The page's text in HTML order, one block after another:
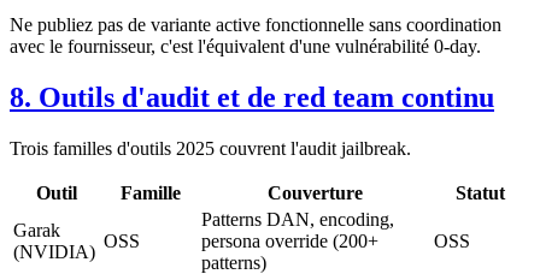
Ne publiez pas de variante active fonctionnelle sans coordination
avec le fournisseur, c'est l'équivalent d'une vulnérabilité 0-day.
8. Outils d'audit et de red team continu
Trois familles d'outils 2025 couvrent l'audit jailbreak.
Outil Famille Couverture
Statut
Garak
(NVIDIA)
OSS
Patterns DAN, encoding,
persona override (200+
patterns)
OSS